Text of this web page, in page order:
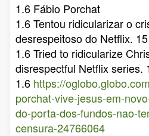
1.6 Fábio Porchat
1.6 Tentou ridicularizar o
desrespeitoso do Netflix.
1.6 Tried to ridicularize
disrespectful Netflix series.
1.6 https://
porchat-vive-jesus-em-
do-porta-dos-fundos-nao-
censura-24766064